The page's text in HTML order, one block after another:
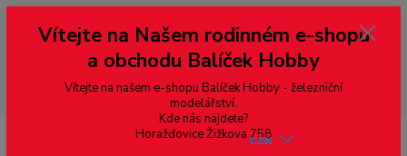
--- pro zákazníky ze Slovenska a jiných zemí, pokud chcete platit v eurech
přepněte si e-shop na euro 💶 pro přepočet měny - pravý horní roh ---
dobírky – pokud si z nějakého důvodu zásilku nevyzvednete, bude po
domluvě zaslána znovu s opětovnou platbou za poštovné, v opačném
případě bude zrušena a účet přidán na blacklist a rušeny následující
objednávky.
CZK
Vítejte na Našem rodinném e-shopu
a obchodu Balíček Hobby
Vítejte na našem e-shopu Balíček Hobby - železniční
modelářství.
Kde nás najdete?
Horažďovice Žižkova 758